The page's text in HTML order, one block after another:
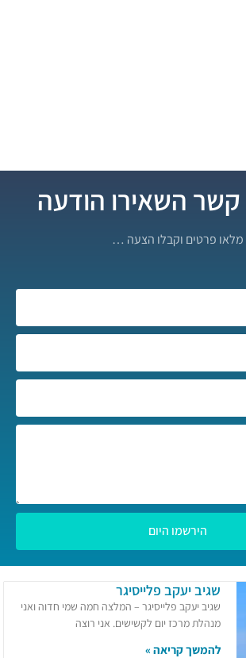
קשר השאירו הודעה
מלאו פרטים וקבלו הצעה …
הירשמו היום
שגיב יעקב פלייסיגר
שגיב יעקב פלייסיגר – המלצה חמה שמי חדוה ואני
מנהלת מרכז יום לקשישים. אני רוצה
להמשך קריאה »